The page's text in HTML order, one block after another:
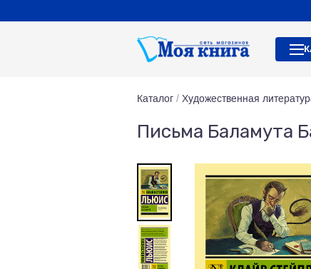
Каталог / Художественная
Письма Баламута